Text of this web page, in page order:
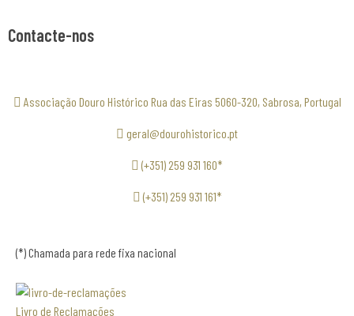
Contacte-nos
Associação Douro Histórico Rua das Eiras 5060-320, Sabrosa, Portugal
geral@dourohistorico.pt
(+351) 259 931 160*
(+351) 259 931 161*
(*) Chamada para rede fixa nacional
Livro de Reclamações